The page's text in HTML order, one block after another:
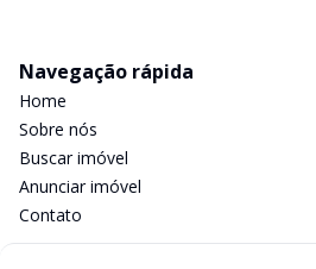
Navegação rápida
Home
Sobre nós
Buscar imóvel
Anunciar imóvel
Contato